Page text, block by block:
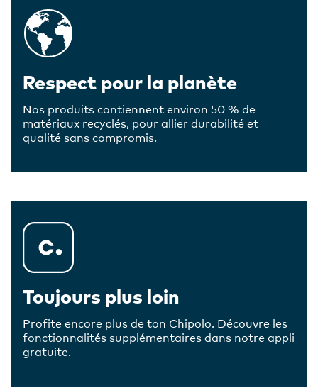
Respect pour la planète
Nos produits contiennent environ 50 % de
matériaux recyclés, pour allier durabilité et
qualité sans compromis.
Toujours plus loin
Profite encore plus de ton Chipolo. Découvre les
fonctionnalités supplémentaires dans notre appli
gratuite.